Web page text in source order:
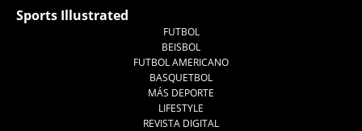
Sports Illustrated
FUTBOL
BEISBOL
FUTBOL AMERICANO
BASQUETBOL
MÁS DEPORTE
LIFESTYLE
REVISTA DIGITAL